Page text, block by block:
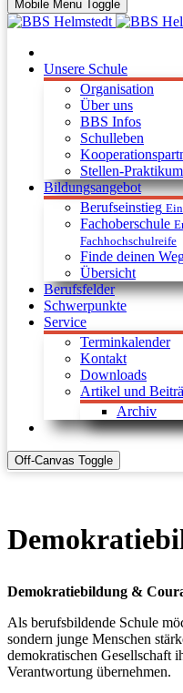
Mobile Menu Toggle
Unsere Schule
Organisation
Über uns
BBS Infos
Schulleben
Stellen-
Bildungsangebot
Berufseinstieg
Fachoberschule
Fachhochschulreife
Finde deinen
Übersicht
Berufsfelder
Schwerpunkte
Service
Terminkalender
Kontakt
Downloads
Artikel und
Archiv
Off-Canvas Toggle
Demokratiebildung &
Als berufsbildende Schule
sondern junge Menschen
demokratischen Gesellschaft
Verantwortung übernehmen.